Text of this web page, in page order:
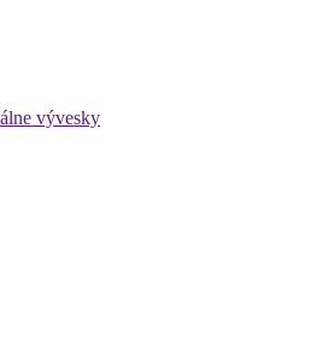
vývesky